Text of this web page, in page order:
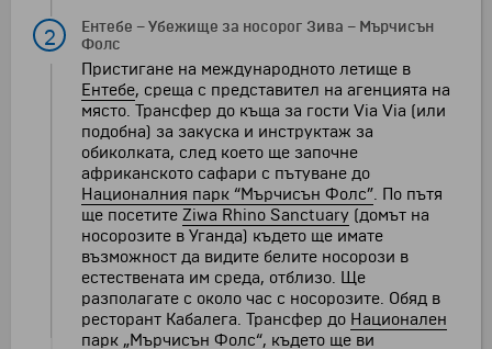
2 Ентебе –Убежище за носорог Зива – Мърчисън
Фолс
Пристигане на международното летище в
Ентебе, среща с представител на агенцията на
място. Трансфер до къща за гости Via Via (или
подобна) за закуска и инструктаж за
обиколката, след което ще започне
африканското сафари с пътуване до
Националния парк “Мърчисън Фолс”. По пътя
ще посетите Ziwa Rhino Sanctuary (домът на
носорозите в Уганда) където ще имате
възможност да видите белите носорози в
естествената им среда, отблизо. Ще
разполагате с около час с носорозите. Обяд в
ресторант Кабалега. Трансфер до Национален
парк „Мърчисън Фолс“, където ще ви